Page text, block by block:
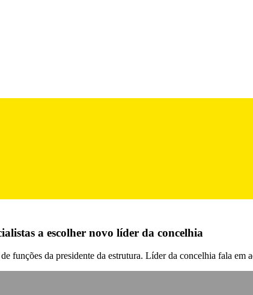
a escolher novo líder da concelhia
funções da presidente da estrutura. Líder da concelhia fala em